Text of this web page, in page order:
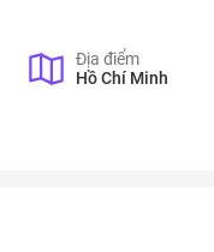
Địa điểm
Hồ Chí Minh